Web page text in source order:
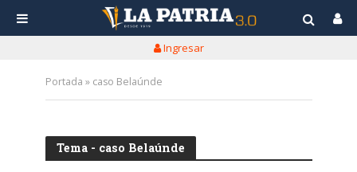
Ingresar
Portada » caso Belaúnde
Tema - caso Belaúnde